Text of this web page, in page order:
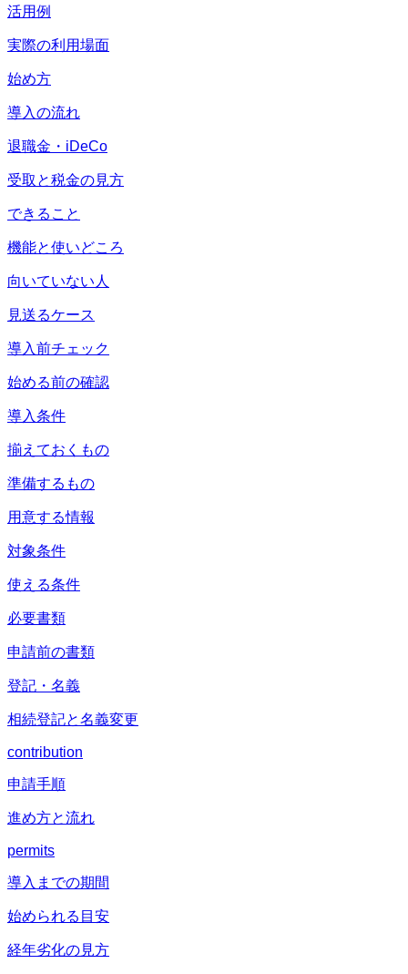
活用例
実際の利用場面
始め方
導入の流れ
退職金・iDeCo
受取と税金の見方
できること
機能と使いどころ
向いていない人
見送るケース
導入前チェック
始める前の確認
導入条件
揃えておくもの
準備するもの
用意する情報
対象条件
使える条件
必要書類
申請前の書類
登記・名義
相続登記と名義変更
contribution
申請手順
進め方と流れ
permits
導入までの期間
始められる目安
経年劣化の見方